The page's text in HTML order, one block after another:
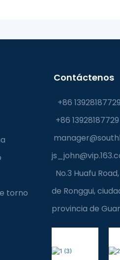
torno
Contáctenos
+86 13928187729
+86 13928187729
No.3 Huafu
de Ronggui,
provincia de